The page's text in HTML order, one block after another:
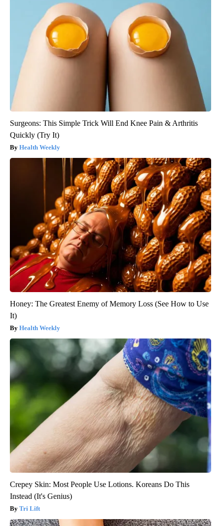
Surgeons: This Simple Trick Will End Knee Pain & Arthritis
Quickly (Try It)
Health Weekly
Honey: The Greatest Enemy of Memory Loss (See How to Use
It)
Health Weekly
Crepey Skin: Most People Use Lotions. Koreans Do This
Instead (It's Genius)
Tri Lift